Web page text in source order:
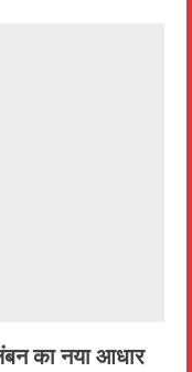
का नया आधार